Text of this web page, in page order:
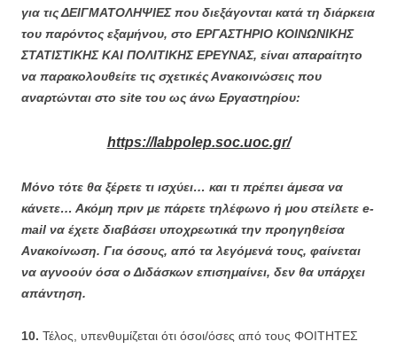
για τις ΔΕΙΓΜΑΤΟΛΗΨΙΕΣ που διεξάγονται κατά τη διάρκεια
του παρόντος εξαμήνου, στο ΕΡΓΑΣΤΗΡΙΟ ΚΟΙΝΩΝΙΚΗΣ
ΣΤΑΤΙΣΤΙΚΗΣ ΚΑΙ ΠΟΛΙΤΙΚΗΣ ΕΡΕΥΝΑΣ, είναι απαραίτητο
να παρακολουθείτε τις σχετικές Ανακοινώσεις που
αναρτώνται στο site του ως άνω Εργαστηρίου:
https://labpolep.soc.uoc.gr/
Μόνο τότε θα ξέρετε τι ισχύει… και τι πρέπει άμεσα να
κάνετε… Ακόμη πριν με πάρετε τηλέφωνο ή μου στείλετε e-
mail να έχετε διαβάσει υποχρεωτικά την προηγηθείσα
Ανακοίνωση. Για όσους, από τα λεγόμενά τους, φαίνεται
να αγνοούν όσα ο Διδάσκων επισημαίνει, δεν θα υπάρχει
απάντηση.
10. Τέλος, υπενθυμίζεται ότι όσοι/όσες από τους ΦΟΙΤΗΤΕΣ